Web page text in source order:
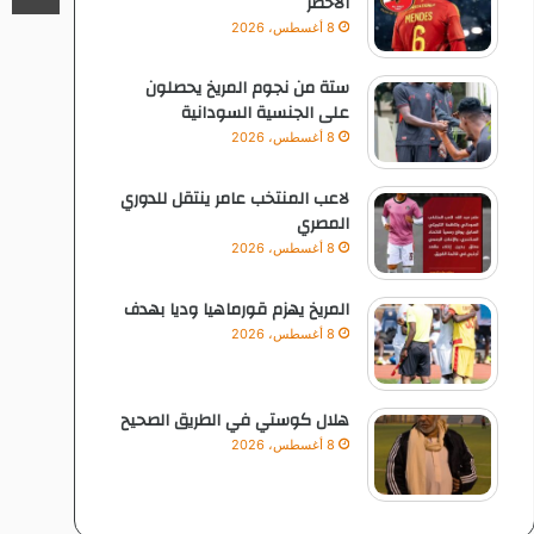
8 أغسطس، 2026
ستة من نجوم المريخ يحصلون
على الجنسية السودانية
8 أغسطس، 2026
لاعب المنتخب عامر ينتقل للدوري
المصري
8 أغسطس، 2026
المريخ يهزم قورماهيا وديا بهدف
8 أغسطس، 2026
هلال كوستي في الطريق الصحيح
8 أغسطس، 2026